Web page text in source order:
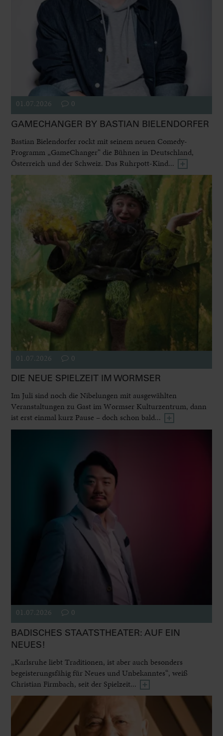
01.07.2026 0
GAMECHANGER BY BASTIAN BIELENDORFER
Bastian Bielendorfer rockt mit seinem neuen Comedy-
Programm „GameChanger“ die Bühnen in Deutschland,
Österreich und der Schweiz. Das Ruhrpott-Kind...
01.07.2026 0
DIE NEUE SPIELZEIT IM WORMSER
Im Juli sind noch die Nibelungen mit ausgewählten
Veranstaltungen zu Gast im Wormser Kulturzentrum, dann
ist erst einmal kurz Pause – doch schon bald...
01.07.2026 0
BADISCHES STAATSTHEATER: AUF EIN
NEUES!
„Karlsruhe liebt Traditionen, ist aber auch besonders
begeisterungsfähig für Neues und Unbekanntes“, weiß
Christian Firmbach, seit der Spielzeit...